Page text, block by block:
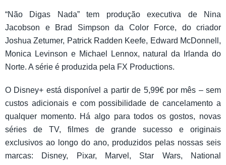
“Não Digas Nada” tem produção executiva de Nina
Jacobson e Brad Simpson da Color Force, do criador
Joshua Zetumer, Patrick Radden Keefe, Edward McDonnell,
Monica Levinson e Michael Lennox, natural da Irlanda do
Norte. A série é produzida pela FX Productions.
O Disney+ está disponível a partir de 5,99€ por mês – sem
custos adicionais e com possibilidade de cancelamento a
qualquer momento. Há algo para todos os gostos, novas
séries de TV, filmes de grande sucesso e originais
exclusivos ao longo do ano, produzidos pelas nossas seis
marcas: Disney, Pixar, Marvel, Star Wars, National